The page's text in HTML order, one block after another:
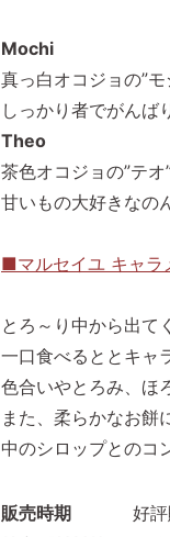
Mochi
真っ白オコジョの”モ
しっかり者でがんば
Theo
茶色オコジョの”テオ
甘いもの大好きなの
■マルセイユ キャラ
とろ～り中から出て
一口食べるととキャ
色合いやとろみ、ほ
また、柔らかなお餅
中のシロップとのコ
販売時期
好